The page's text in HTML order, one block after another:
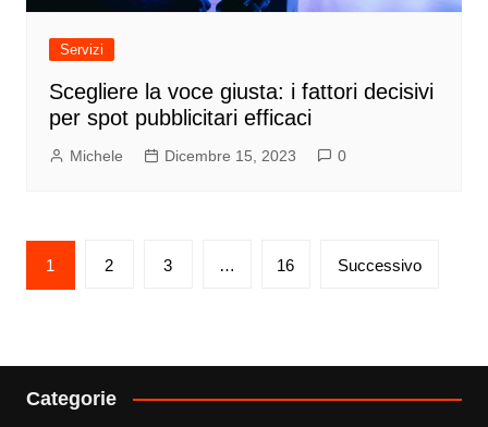
Servizi
Scegliere la voce giusta: i fattori decisivi
per spot pubblicitari efficaci
Michele Dicembre 15, 2023 0
Paginazione
degli
1 2 3 … 16 Successivo
Categorie